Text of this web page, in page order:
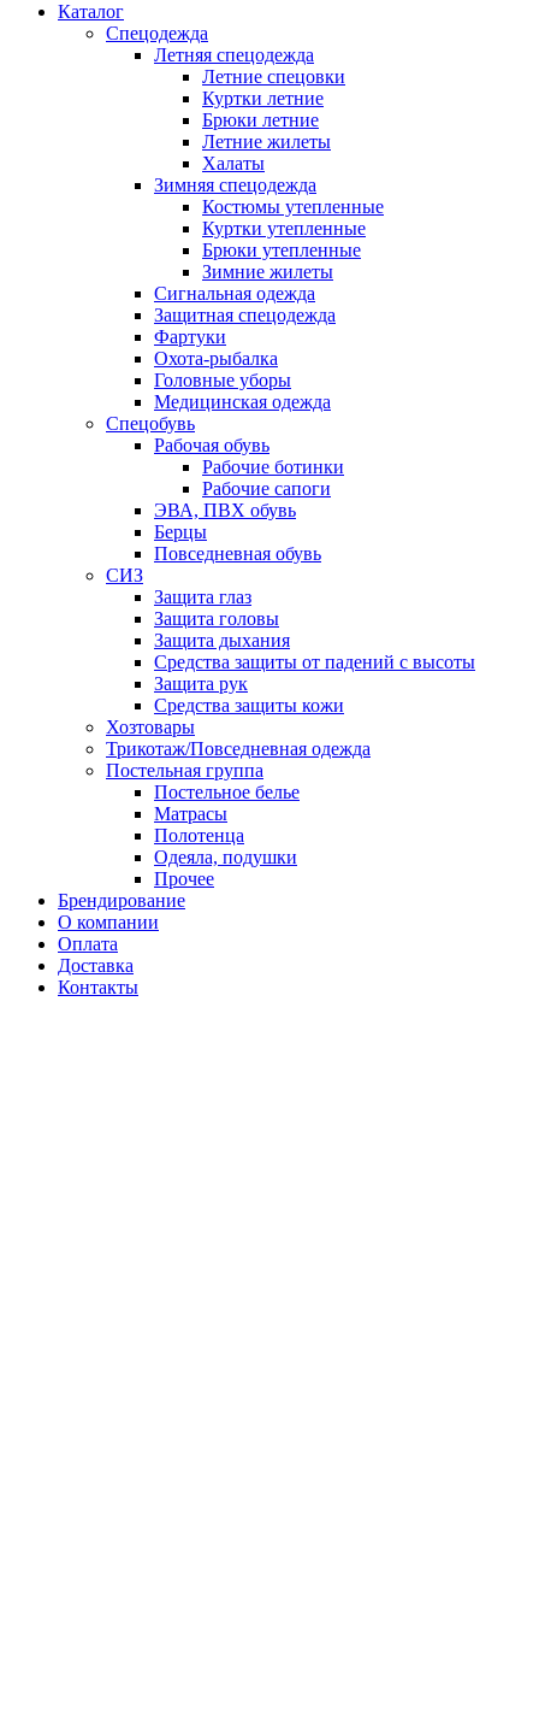
Каталог
Спецодежда
Летняя спецодежда
Летние спецовки
Куртки летние
Брюки летние
Летние жилеты
Халаты
Зимняя спецодежда
Костюмы утепленные
Куртки утепленные
Брюки утепленные
Зимние жилеты
Сигнальная одежда
Защитная спецодежда
Фартуки
Охота-рыбалка
Головные уборы
Медицинская одежда
Спецобувь
Рабочая обувь
Рабочие ботинки
Рабочие сапоги
ЭВА, ПВХ обувь
Берцы
Повседневная обувь
СИЗ
Защита глаз
Защита головы
Защита дыхания
Средства защиты от падений с высоты
Защита рук
Средства защиты кожи
Хозтовары
Трикотаж/Повседневная одежда
Постельная группа
Постельное белье
Матрасы
Полотенца
Одеяла, подушки
Прочее
Брендирование
О компании
Оплата
Доставка
Контакты